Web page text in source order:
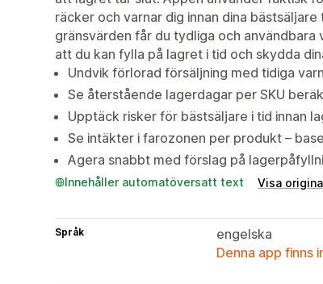
räcker och varnar dig innan dina
gränsvärden får du tydliga och
att du kan fylla på lagret i tid och skydda
Undvik förlorad försäljning med tidiga
Se återstående lagerdagar per SKU
Upptäck risker för bästsäljare i tid innan
Se intäkter i farozonen per produkt –
Agera snabbt med förslag på
Innehåller automatöversatt text Visa
Språk
engelska
Denna app finns